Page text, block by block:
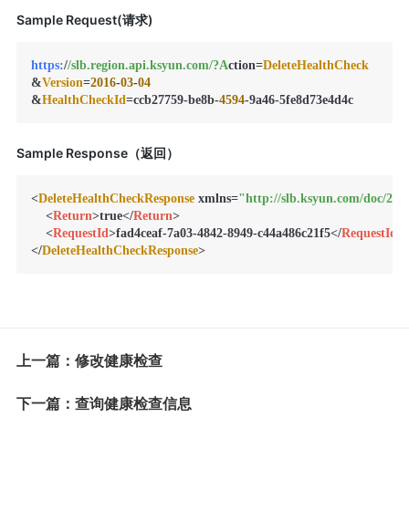
Sample Request(请求)
https://slb.region.api.ksyun.com/?Action=DeleteHealthCheck
&Version=2016-03-04
&HealthCheckId=ccb27759-be8b-4594 -9a46-5fe8d73e4d4c
Sample Response（返回）
<DeleteHealthCheckResponse xmlns="http://slb.ksyun.com/doc/
<Return>true</Return>
<RequestId>fad4ceaf-7a03-4842-8949-c44a486c21f5</RequestId
</DeleteHealthCheckResponse >
上一篇：修改健康检查
下一篇：查询健康检查信息